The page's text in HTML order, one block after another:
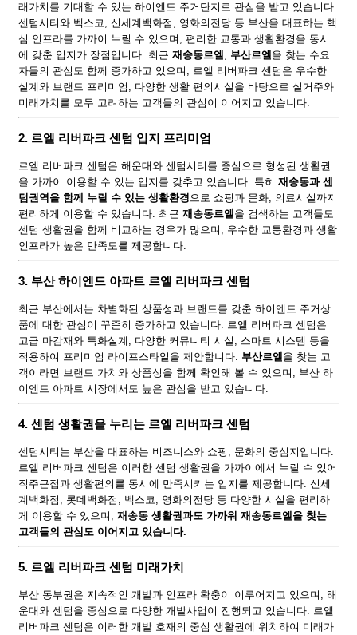
래가치를 기대할 수 있는 하이엔드 주거단지로 관심을 받고 있습니다.
센텀시티와 벡스코, 신세계백화점, 영화의전당 등 부산을 대표하는 핵
심 인프라를 가까이 누릴 수 있으며, 편리한 교통과 생활환경을 동시
에 갖춘 입지가 장점입니다. 최근 재송동르엘, 부산르엘을 찾는 수요
자들의 관심도 함께 증가하고 있으며, 르엘 리버파크 센텀은 우수한
설계와 브랜드 프리미엄, 다양한 생활 편의시설을 바탕으로 실거주와
미래가치를 모두 고려하는 고객들의 관심이 이어지고 있습니다.
2. 르엘 리버파크 센텀 입지 프리미엄
르엘 리버파크 센텀은 해운대와 센텀시티를 중심으로 형성된 생활권
을 가까이 이용할 수 있는 입지를 갖추고 있습니다. 특히 재송동과 센
텀권역을 함께 누릴 수 있는 생활환경으로 쇼핑과 문화, 의료시설까지
편리하게 이용할 수 있습니다. 최근 재송동르엘을 검색하는 고객들도
센텀 생활권을 함께 비교하는 경우가 많으며, 우수한 교통환경과 생활
인프라가 높은 만족도를 제공합니다.
3. 부산 하이엔드 아파트 르엘 리버파크 센텀
최근 부산에서는 차별화된 상품성과 브랜드를 갖춘 하이엔드 주거상
품에 대한 관심이 꾸준히 증가하고 있습니다. 르엘 리버파크 센텀은
고급 마감재와 특화설계, 다양한 커뮤니티 시설, 스마트 시스템 등을
적용하여 프리미엄 라이프스타일을 제안합니다. 부산르엘을 찾는 고
객이라면 브랜드 가치와 상품성을 함께 확인해 볼 수 있으며, 부산 하
이엔드 아파트 시장에서도 높은 관심을 받고 있습니다.
4. 센텀 생활권을 누리는 르엘 리버파크 센텀
센텀시티는 부산을 대표하는 비즈니스와 쇼핑, 문화의 중심지입니다.
르엘 리버파크 센텀은 이러한 센텀 생활권을 가까이에서 누릴 수 있어
직주근접과 생활편의를 동시에 만족시키는 입지를 제공합니다. 신세
계백화점, 롯데백화점, 벡스코, 영화의전당 등 다양한 시설을 편리하
게 이용할 수 있으며, 재송동 생활권과도 가까워 재송동르엘을 찾는
고객들의 관심도 이어지고 있습니다.
5. 르엘 리버파크 센텀 미래가치
부산 동부권은 지속적인 개발과 인프라 확충이 이루어지고 있으며, 해
운대와 센텀을 중심으로 다양한 개발사업이 진행되고 있습니다. 르엘
리버파크 센텀은 이러한 개발 호재의 중심 생활권에 위치하여 미래가